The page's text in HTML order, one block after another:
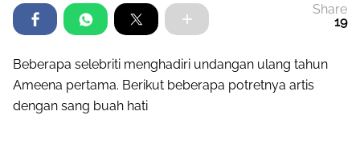
Share
19
Beberapa selebriti menghadiri undangan ulang tahun
Ameena pertama. Berikut beberapa potretnya artis
dengan sang buah hati